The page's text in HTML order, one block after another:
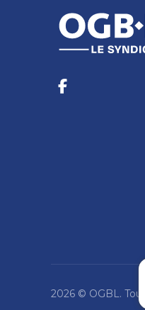
2026 © OGBL.